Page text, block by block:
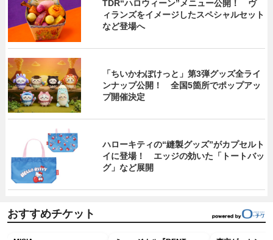
TDR“ハロウィーン”メニュー公開！ ヴ
ィランズをイメージしたスペシャルセット
など登場へ
「ちいかわぽけっと」第3弾グッズ全ライ
ンナップ公開！ 全国5箇所でポップアッ
プ開催決定
ハローキティの“縫製グッズ”がカプセルト
イに登場！ エッジの効いた「トートバッ
グ」など展開
おすすめチケット